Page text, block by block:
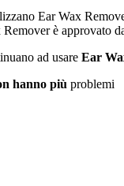
Ear Wax
è approvato
ad usare Ear
hanno più problemi